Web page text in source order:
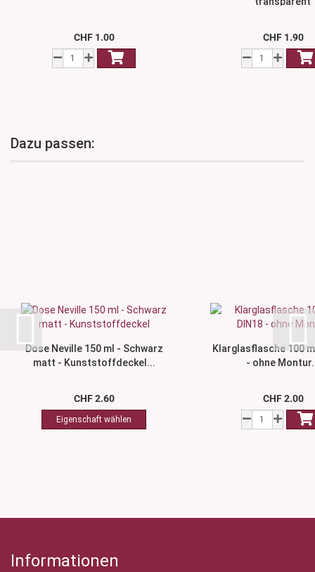
CHF 1.00 CHF 1.90
Dazu passen:
Dose Neville 150 ml - Schwarz
matt - Kunststoffdeckel...
CHF 2.60
Klarglasflasche 100
- ohne
CHF 2.00
Informationen